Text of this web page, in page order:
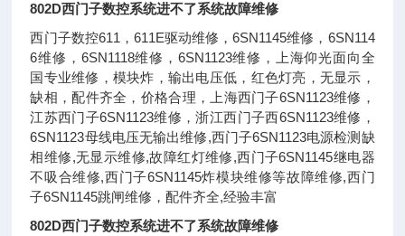
802D西门子数控系统进不了系统故障维修
西门子数控611，611E驱动维修，6SN1145维修，6SN114
6维修，6SN1118维修，6SN1123维修，上海仰光面向全
国专业维修，模块炸，输出电压低，红色灯亮，无显示，
缺相，配件齐全，价格合理，上海西门子6SN1123维修，
江苏西门子6SN1123维修，浙江西门子西6SN1123维修，
6SN1123母线电压无输出维修,西门子6SN1123电源检测缺
相维修,无显示维修,故障红灯维修,西门子6SN1145继电器
不吸合维修,西门子6SN1145炸模块维修等故障维修,西门
子6SN1145跳闸维修，配件齐全,经验丰富
802D西门子数控系统进不了系统故障维修